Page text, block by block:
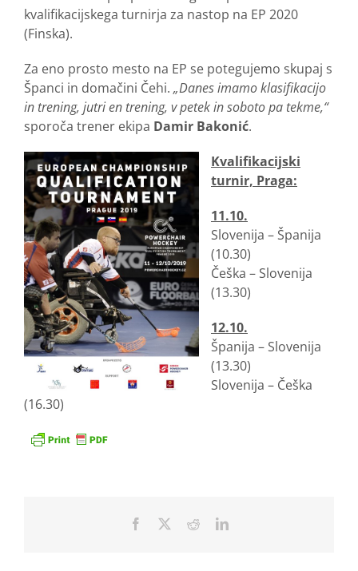
kvalifikacijskega turnirja za nastop na EP 2020
(Finska).
Za eno prosto mesto na EP se potegujemo skupaj s
Španci in domačini Čehi. „Danes imamo klasifikacijo
in trening, jutri en trening, v petek in soboto pa tekme,“
sporoča trener ekipa Damir Bakonić.
Kvalifikacijski
turnir, Praga:
11.10.
Slovenija – Španija
(10.30)
Češka – Slovenija
(13.30)
12.10.
Španija – Slovenija
(13.30)
Slovenija – Češka
(16.30)
Facebook RedditLinkedIn